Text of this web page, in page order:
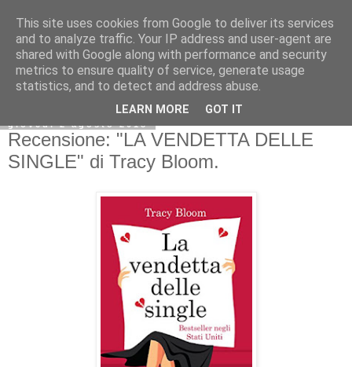
giovedì 2 agosto 2018
Recensione: "LA VENDETTA DELLE
SINGLE" di Tracy Bloom.
This site uses cookies from Google to deliver its services
and to analyze traffic. Your IP address and user-agent are
shared with Google along with performance and security
metrics to ensure quality of service, generate usage
statistics, and to detect and address abuse.
LEARN MORE GOT IT